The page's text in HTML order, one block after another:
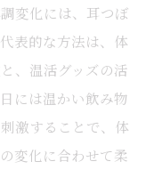
変化には、耳つぼ
表的な方法は、体
、温活グッズの活
には温かい飲み物
激することで、体
変化に合わせて柔